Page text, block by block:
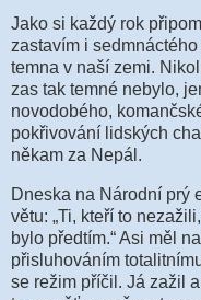
Jako si každý rok p
zastavím i
temna v naší zemi.
zas tak temné nebylo,
novodobého,
pokřivování lidských
někam za Nepál.
Dneska na Národní prý
větu: „Ti, kteří to
bylo předtím.“ Asi měl
přisluhováním
se režim příčil. Já zažil